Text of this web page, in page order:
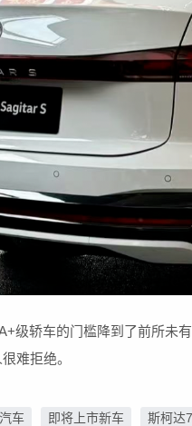
级轿车的门槛降到了前所未
难拒绝。
车 即将上市新车 斯柯达